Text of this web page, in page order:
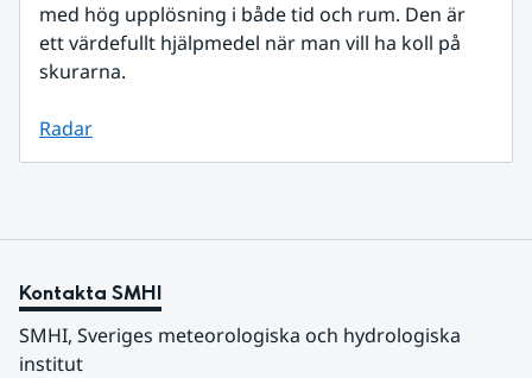
med hög upplösning i både tid och rum. Den är
ett värdefullt hjälpmedel när man vill ha koll på
skurarna.
Radar
Kontakta SMHI
SMHI, Sveriges meteorologiska och hydrologiska
institut